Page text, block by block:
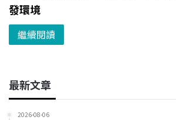
發環境
繼續閱讀
最新文章
2026-08-06